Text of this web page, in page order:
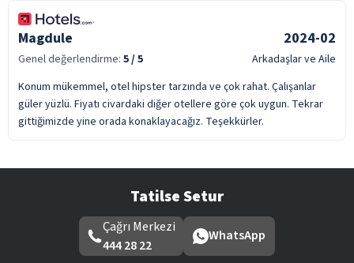
Magdule 2024-02
Genel değerlendirme: 5/ 5
Arkadaşlar ve Aile
Konum mükemmel, otel hipster tarzında ve çok rahat. Çalışanlar
güler yüzlü. Fiyatı civardaki diğer otellere göre çok uygun. Tekrar
gittiğimizde yine orada konaklayacağız. Teşekkürler.
Tatilse Setur
Çağrı Merkezi
444 28 22
WhatsApp